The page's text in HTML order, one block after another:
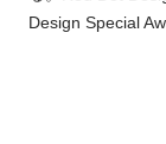
Design Special